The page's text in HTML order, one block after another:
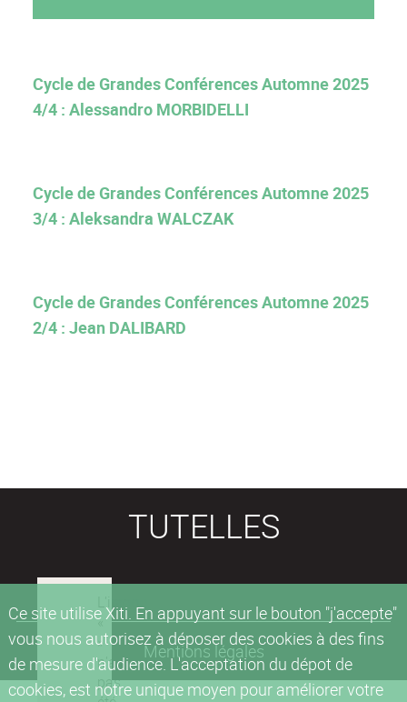
Ce site utilise Xiti. En appuyant sur le bouton "j'accepte"
vous nous autorisez à déposer des cookies à des fins
de mesure d'audience. L'acceptation du dépot de
cookies, est notre unique moyen pour améliorer votre
Cycle de Grandes Conférences Automne 2025
4/4 : Alessandro MORBIDELLI
Cycle de Grandes Conférences Automne 2025
3/4 : Aleksandra WALCZAK
Cycle de Grandes Conférences Automne 2025
2/4 : Jean DALIBARD
TUTELLES
Mentions légales